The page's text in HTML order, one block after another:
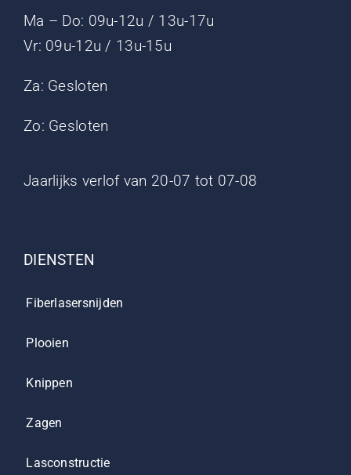
Ma – Do: 09u-12u / 13u-17u
Vr: 09u-12u / 13u-15u
Za: Gesloten
Zo: Gesloten
Jaarlijks verlof van 20-07 tot 07-08
DIENSTEN
Fiberlasersnijden
Plooien
Knippen
Zagen
Lasconstructie